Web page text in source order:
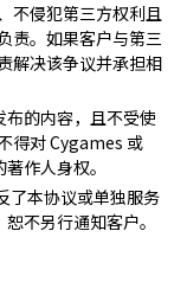
不侵犯第三方权利且
责。如果客户与第三
解决该争议并承担相
的内容，且不受使
得对 Cygames 或
作人身权。
了本协议或单独服务
不另行通知客户。